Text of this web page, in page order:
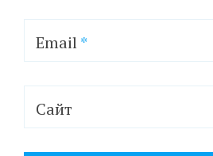
Email*
Сайт